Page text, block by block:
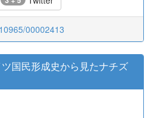
00002413
ツ国民形成史から見たナチズ